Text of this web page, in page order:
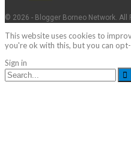
© 2026 - Blogger Borneo Network. All
This website uses cookies to
you're ok with this, but you can
Sign in